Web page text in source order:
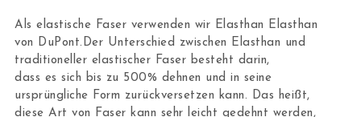
Als elastische Faser verwenden wir Elasthan Elasthan
von DuPont.Der Unterschied zwischen Elasthan und
traditioneller elastischer Faser besteht darin,
dass es sich bis zu 500% dehnen und in seine
ursprüngliche Form zurückversetzen kann. Das heißt,
diese Art von Faser kann sehr leicht gedehnt werden,